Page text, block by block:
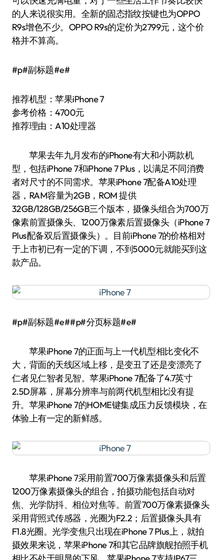
的人来说很实用。全新的固态指纹按键也为OPPO
R9s增色不少。OPPO R9s的定价为2799元，这个价
格并不算高。
#p#副标题#e#
推荐机型：苹果iPhone 7
参考价格：4700元
推荐理由：A10处理器
苹果去年九月发布的iPhone有大和小两款机
型，包括iPhone 7和iPhone 7 Plus，以满足不同消费
者对尺寸的不同需求。苹果iPhone 7配备A10处理
器，RAM容量为2GB，ROM 提供
32GB/128GB/256GB三个版本，摄像头组合为700万
像素前置摄像头、1200万像素后置摄像头（iPhone 7
Plus配备双后置摄像头）。目前iPhone 7的价格相对
于上市初已有一定的下调，不到5000元就能买到这
款产品。
#p#副标题#e##p#分页标题#e#
苹果iPhone 7的正面与上一代机型相比变化不
大，背面的天线区域上移，是变丑了还是变漂亮了
仁者见仁智者见智。苹果iPhone 7配备了4.7英寸
2.5D屏幕，屏幕分辨率与前两代机型相比没有提
升。苹果iPhone 7的HOME键集成压力反馈模块，在
体验上有一定的新鲜感。
苹果iPhone 7采用前置700万像素摄像头和后置
1200万像素摄像头的组合，拍摄功能包括自动对
焦、光学防抖、相位对焦等。前置700万像素摄像头
采用背照式传感器，光圈为F2.2；后置摄像头具有
F1.8光圈。光学变焦只出现在iPhone 7 Plus上，就拍
摄效果来说，苹果iPhone 7和其它品牌旗舰拍照手机